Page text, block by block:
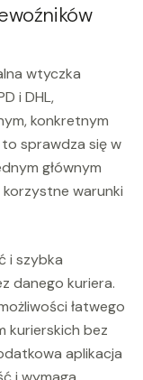
wtyczka
i DHL,
konkretnym
sprawdza się w
głównym
warunki
i szybka
danego kuriera.
łatwego
kurierskich bez
aplikacja